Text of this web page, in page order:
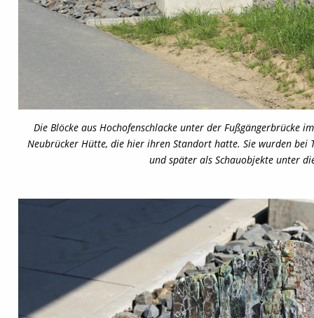
Die Blöcke aus Hochofenschlacke unter der Fußgängerbrücke
Neubrücker Hütte, die hier ihren Standort hatte. Sie wurden bei
und später als Schauobjekte unter